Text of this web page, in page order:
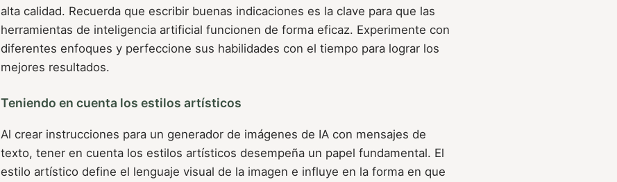
alta calidad. Recuerda que escribir buenas indicaciones es la clave para que las
herramientas de inteligencia artificial funcionen de forma eficaz. Experimente con
diferentes enfoques y perfeccione sus habilidades con el tiempo para lograr los
mejores resultados.
Teniendo en cuenta los estilos artísticos
Al crear instrucciones para un generador de imágenes de IA con mensajes de
texto, tener en cuenta los estilos artísticos desempeña un papel fundamental. El
estilo artístico define el lenguaje visual de la imagen e influye en la forma en que